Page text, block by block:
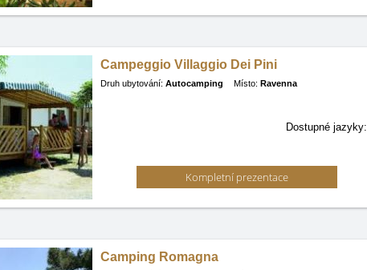
Campeggio Villaggio Dei Pini
Druh ubytování: Autocamping Místo: Ravenna
Dostupné jazyky:
Kompletní prezentace
Camping Romagna